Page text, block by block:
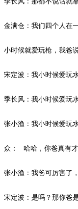
金满仓：我们四个人在
小时候就爱玩枪，我爸
宋定波：我小时候爱玩
季长风：我小时候爱玩
张小渔：我小时候爱玩
众： 哈哈，你爸真有才
张小渔：我爸可厉害了
宋定波：是吗？那你爸